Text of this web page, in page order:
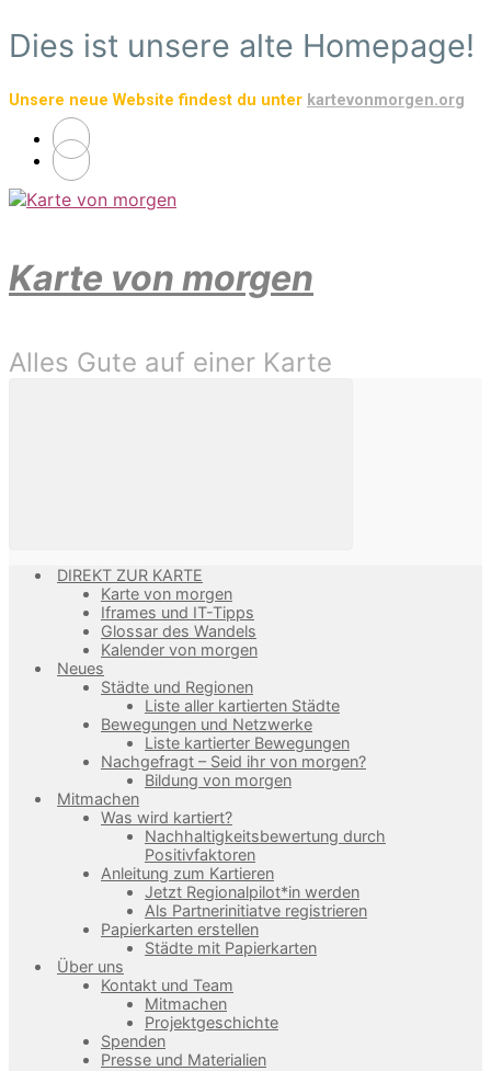
Zum
Hauptinhalt
Dies ist unsere alte Homepage!
Unsere neue Website findest du unter kartevonmorgen.org
Karte von morgen
Alles Gute auf einer Karte
DIREKT ZUR KARTE
Karte von morgen
Iframes und IT-Tipps
Glossar des Wandels
Kalender von morgen
Neues
Städte und Regionen
Liste aller kartierten Städte
Bewegungen und Netzwerke
Liste kartierter Bewegungen
Nachgefragt – Seid ihr von morgen?
Bildung von morgen
Mitmachen
Was wird kartiert?
Nachhaltigkeitsbewertung durch
Positivfaktoren
Anleitung zum Kartieren
Jetzt Regionalpilot*in werden
Als Partnerinitiatve registrieren
Papierkarten erstellen
Städte mit Papierkarten
Über uns
Kontakt und Team
Mitmachen
Projektgeschichte
Spenden
Presse und Materialien